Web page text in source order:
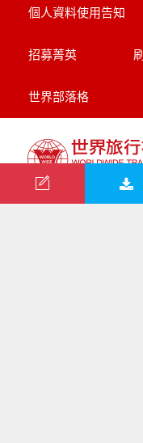
個人資料使用告知
招募菁英
世界部落格
世界